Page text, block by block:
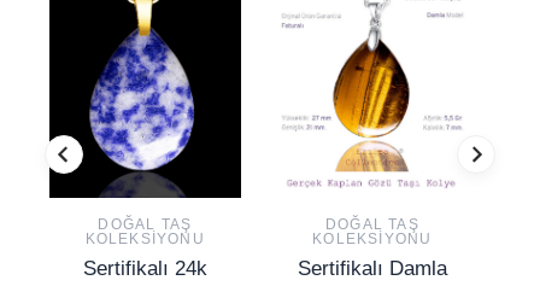
DOĞAL TAŞ
KOLEKSIYONU
Sertifikalı 24k
DOĞAL TAŞ
KOLEKSIYONU
Sertifikalı Damla